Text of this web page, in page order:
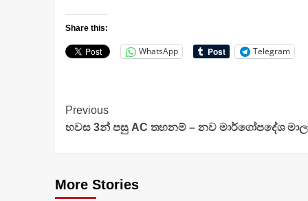
Share this:
WhatsApp Telegram
Continue
Reading
Previous
හවස 3න් පසු AC තහනම් – නව මාර්ගෝපදේශ
More Stories